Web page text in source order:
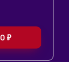
₽